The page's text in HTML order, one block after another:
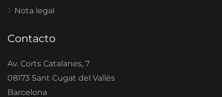
Nota legal
Contacto
Av. Corts Catalanes, 7
08173 Sant Cugat del Vallès
Barcelona